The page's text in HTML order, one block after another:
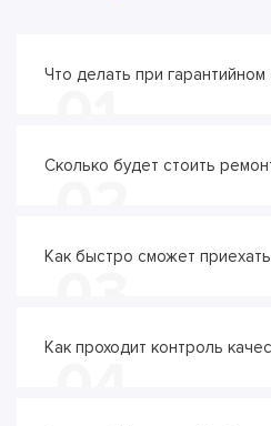
Что делать при гарантийном
Сколько будет стоить
Как быстро сможет
Как проходит контроль